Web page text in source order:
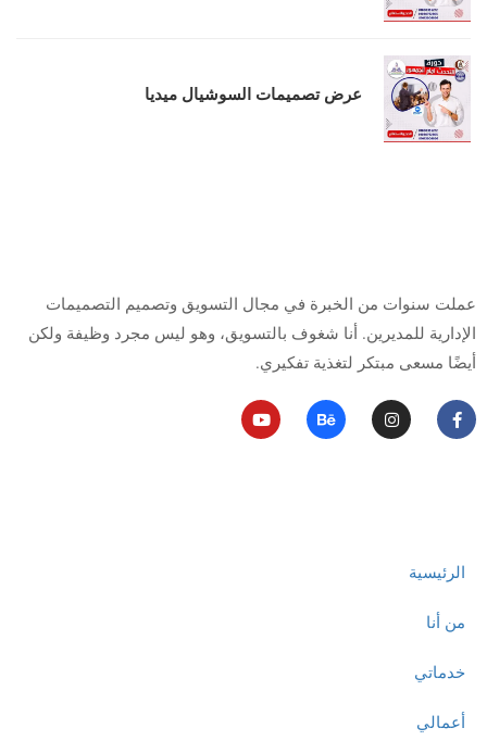
عرض تصميمات السوشيال ميديا
عملت سنوات من الخبرة في مجال التسويق وتصميم التصميمات
الإدارية للمديرين. أنا شغوف بالتسويق، وهو ليس مجرد وظيفة ولكن
أيضًا مسعى مبتكر لتغذية تفكيري.
الرئيسية
من أنا
خدماتي
أعمالي